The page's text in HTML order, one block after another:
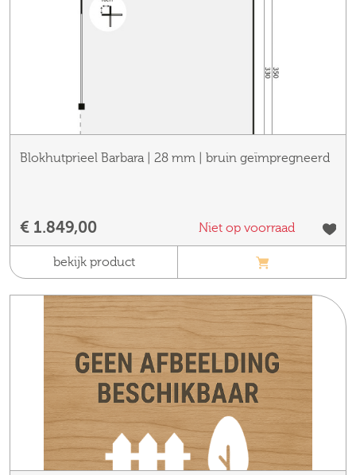
Blokhutprieel Barbara | 28 mm | bruin geïmpregneerd
€ 1.849,00 Niet op voorraad
bekijk product